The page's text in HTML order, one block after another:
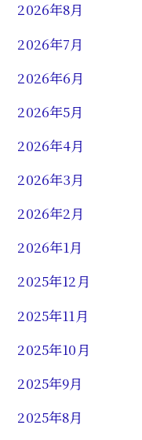
2026年8月
2026年7月
2026年6月
2026年5月
2026年4月
2026年3月
2026年2月
2026年1月
2025年12月
2025年11月
2025年10月
2025年9月
2025年8月